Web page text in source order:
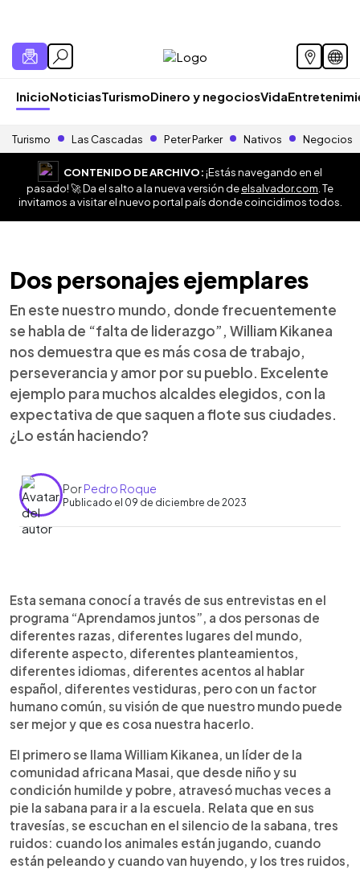
InicioNoticiasTurismoDinero y negociosVida
Turismo Las Cascadas Peter Parker Nativos Negocios
CONTENIDO DE ARCHIVO:¡Estás navegando en el
pasado! 🚀 Da el salto a la nueva versión deelsalvador.com . Te
invitamos a visitar el nuevo portal país donde coincidimos todos.
Dos personajes ejemplares
En este nuestro mundo, donde frecuentemente
se habla de “falta de liderazgo”, William Kikanea
nos demuestra que es más cosa de trabajo,
perseverancia y amor por su pueblo. Excelente
ejemplo para muchos alcaldes elegidos, con la
expectativa de que saquen a flote sus ciudades.
¿Lo están haciendo?
PorPedro Roque
Publicado el 09 de diciembre de 2023
Escuchar artículo
Esta semana conocí a través de sus entrevistas en el
programa “Aprendamos juntos”, a dos personas de
diferentes razas, diferentes lugares del mundo,
diferente aspecto, diferentes planteamientos,
diferentes idiomas, diferentes acentos al hablar
español, diferentes vestiduras, pero con un factor
humano común, su visión de que nuestro mundo puede
ser mejor y que es cosa nuestra hacerlo.
El primero se llama William Kikanea, un líder de la
comunidad africana Masai, que desde niño y su
condición humilde y pobre, atravesó muchas veces a
pie la sabana para ir a la escuela. Relata que en sus
travesías, se escuchan en el silencio de la sabana, tres
ruidos: cuando los animales están jugando, cuando
están peleando y cuando van huyendo, y los tres ruidos,